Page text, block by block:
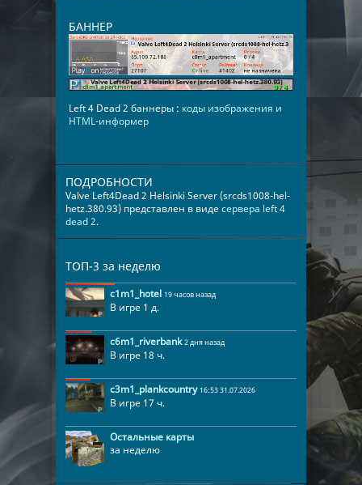
БАННЕР
Left 4 Dead 2 баннеры : коды изображения и
HTML-информер
ПОДРОБНОСТИ
Valve Left4Dead 2 Helsinki Server (srcds1008-hel-
hetz.380.93) представлен в видесервера left 4
dead 2.
ТОП-3 за неделю
c1m1_hotel 19 часов назад
В игре 1 д.
c6m1_riverbank 2 дня назад
В игре 18 ч.
c3m1_plankcountry 16:53 31.07.2026
В игре 17 ч.
Остальные карты
за неделю